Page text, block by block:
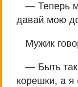
— Теперь
давай мою
Мужик
— Быть
корешки, а я